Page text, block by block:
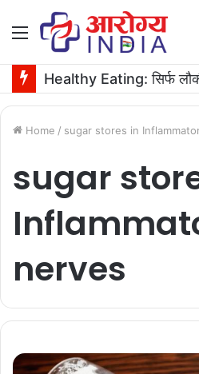
Menu
Home / sugar stores in
sugar
nerves